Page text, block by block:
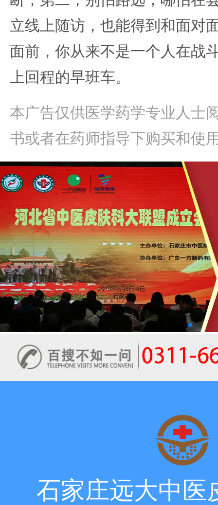
立线上随访，也能得到和面对
面前，你从来不是一个人在战
上回程的早班车。
本广告仅供医学药学专业人士
书或者在药师指导下购买和使
石家庄远大中医